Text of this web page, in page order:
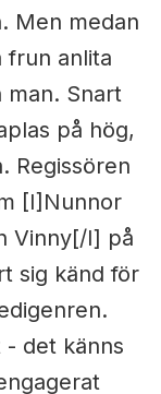
Men medan
frun anlita
man. Snart
på hög,
Regissören
[I]Nunnor
Vinny[/I] på
sig känd för
det känns